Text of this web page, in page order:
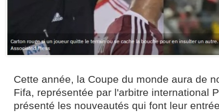
Cette année, la Coupe du monde aura de
Fifa, représentée par l'arbitre international
présenté les nouveautés qui font leur